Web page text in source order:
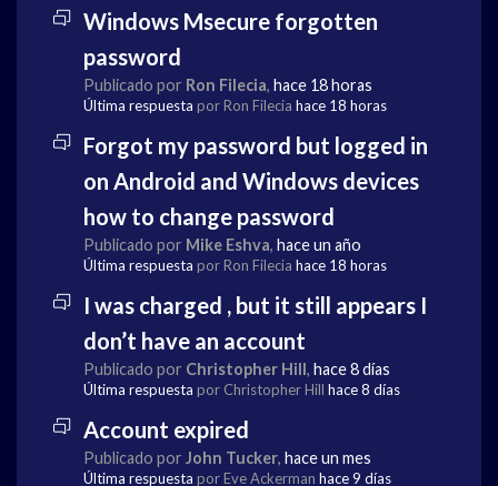
Windows Msecure forgotten
password
Publicado por Ron Filecia, hace 18 horas
Última respuesta por Ron Filecia hace 18 horas
Forgot my password but logged in
on Android and Windows devices
how to change password
Publicado por Mike Eshva, hace un año
Última respuesta por Ron Filecia hace 18 horas
I was charged , but it still appears I
don’t have an account
Publicado por Christopher Hill, hace 8 días
Última respuesta por Christopher Hill hace 8 días
Account expired
Publicado por John Tucker, hace un mes
Última respuesta por Eve Ackerman hace 9 días